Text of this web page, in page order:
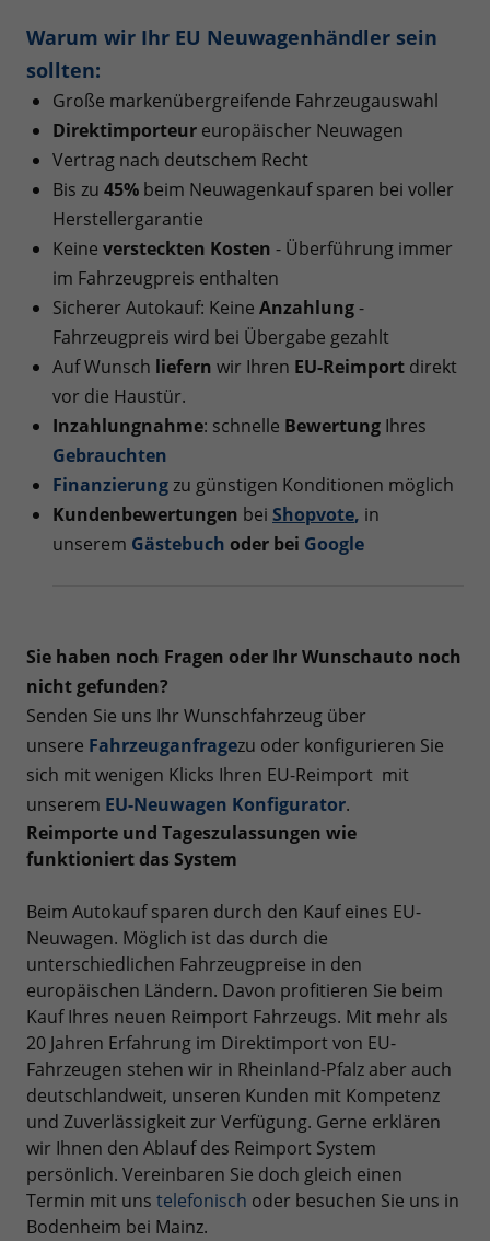
Warum wir Ihr EU Neuwagenhändler sein
sollten:
Große markenübergreifende Fahrzeugauswahl
Direktimporteur europäischer Neuwagen
Vertrag nach deutschem Recht
Bis zu 45% beim Neuwagenkauf sparen bei voller
Herstellergarantie
Keine versteckten Kosten - Überführung immer
im Fahrzeugpreis enthalten
Sicherer Autokauf: Keine Anzahlung-
Fahrzeugpreis wird bei Übergabe gezahlt
Auf Wunsch liefern wir Ihren EU-Reimport direkt
vor die Haustür.
Inzahlungnahme: schnelle Bewertung Ihres
Gebrauchten
Finanzierungzu günstigen Konditionen möglich
Kundenbewertungen bei Shopvote, in
unserem Gästebuch oder bei Google
Sie haben noch Fragen oder Ihr Wunschauto noch
nicht gefunden?
Senden Sie uns Ihr Wunschfahrzeug über
unsere Fahrzeuganfragezu oder konfigurieren Sie
sich mit wenigen Klicks Ihren EU-Reimport mit
unserem EU-Neuwagen Konfigurator.
Reimporte und Tageszulassungen wie
funktioniert das System
Beim Autokauf sparen durch den Kauf eines EU-
Neuwagen. Möglich ist das durch die
unterschiedlichen Fahrzeugpreise in den
europäischen Ländern. Davon profitieren Sie beim
Kauf Ihres neuen Reimport Fahrzeugs. Mit mehr als
20 Jahren Erfahrung im Direktimport von EU-
Fahrzeugen stehen wir in Rheinland-Pfalz aber auch
deutschlandweit, unseren Kunden mit Kompetenz
und Zuverlässigkeit zur Verfügung. Gerne erklären
wir Ihnen den Ablauf des Reimport System
persönlich. Vereinbaren Sie doch gleich einen
Termin mit uns telefonisch oder besuchen Sie uns in
Bodenheim bei Mainz.